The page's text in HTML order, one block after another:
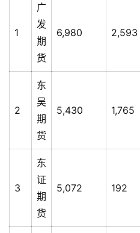
1
广
发
期
货
6,980 2,593
2
东
吴
期
货
5,430 1,765
3
东
证
期
货
5,072 192